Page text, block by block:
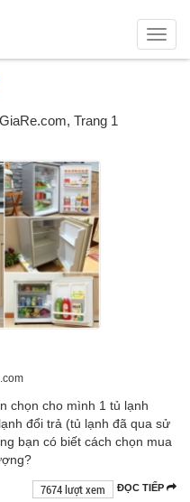
, Trang 1
chọn cho mình 1 tủ lạnh
đổi trả (tủ lạnh đã qua sử
bạn có biết cách chọn mua
ĐỌC TIẾP
7674 lượt xem